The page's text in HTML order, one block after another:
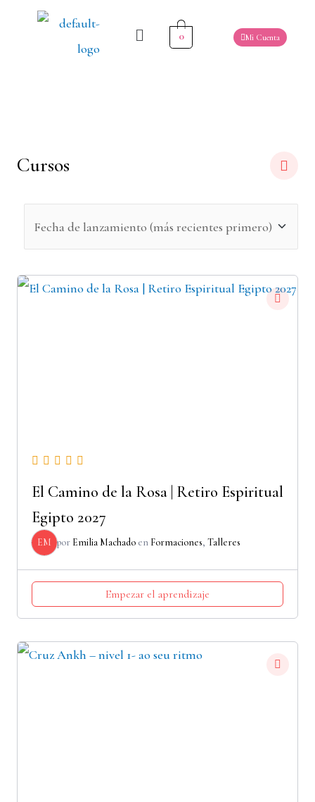
0 Mi Cuenta
Cursos
El Camino de la Rosa | Retiro Espiritual
Egipto 2027
EM por Emilia Machadoen Formaciones, Talleres
Empezar el aprendizaje